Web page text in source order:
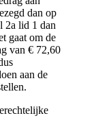
dan op
2a lid 1 dan
gaat om de
van € 72,60
aan de